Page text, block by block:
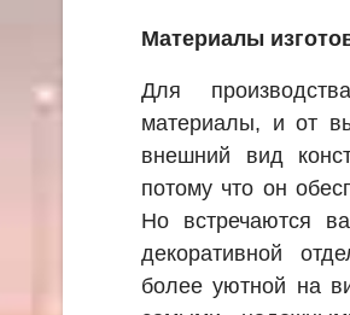
Материалы
Для
материалы, и от
внешний вид
потому что он
Но встречаются
декоративной
более уютной на